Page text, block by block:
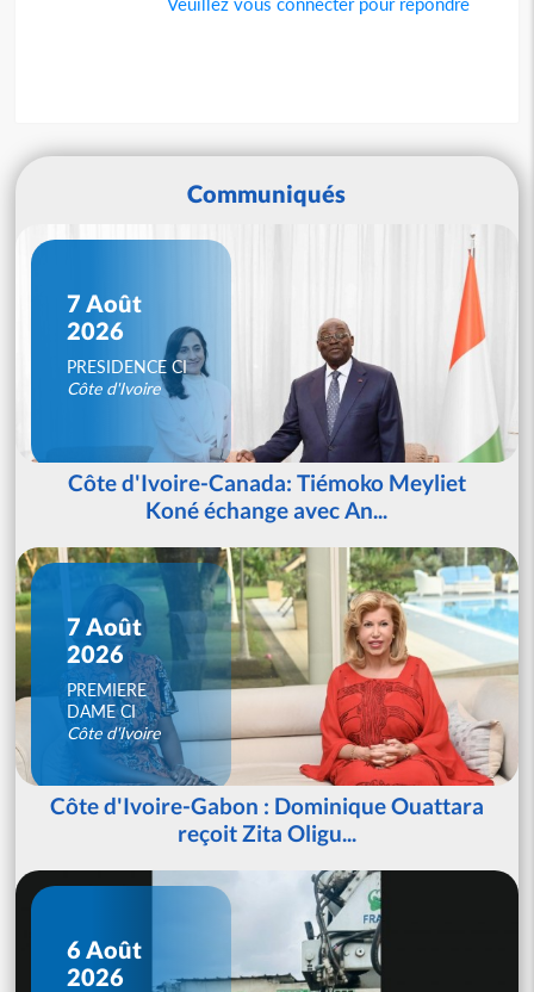
Communiqués
7 Août
2026
PRESIDENCE CI
Côte d'Ivoire
Côte d'Ivoire-Canada: Tiémoko Meyliet
Koné échange avec An...
7 Août
2026
PREMIERE
DAME CI
Côte d'Ivoire
Côte d'Ivoire-Gabon : Dominique Ouattara
reçoit Zita Oligu...
6 Août
2026